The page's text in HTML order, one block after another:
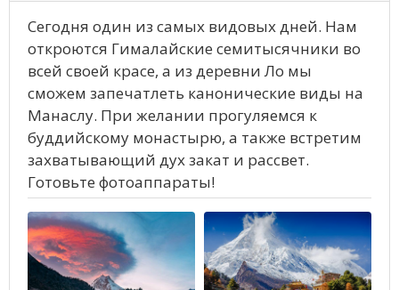
Сегодня один из самых видовых дней. Нам
откроются Гималайские семитысячники во
всей своей красе, а из деревни Ло мы
сможем запечатлеть канонические виды на
Манаслу. При желании прогуляемся к
буддийскому монастырю, а также встретим
захватывающий дух закат и рассвет.
Готовьте фотоаппараты!